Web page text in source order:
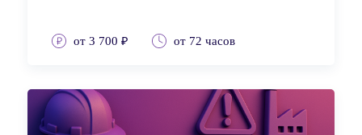
от 3 700 ₽ от 72 часов